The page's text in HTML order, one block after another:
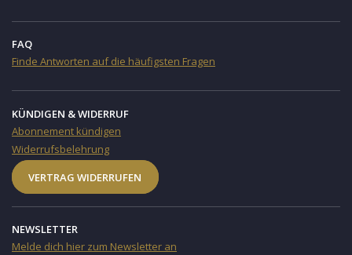
FAQ
Finde Antworten auf die häufigsten Fragen
KÜNDIGEN & WIDERRUF
Abonnement kündigen
Widerrufsbelehrung
VERTRAG WIDERRUFEN
NEWSLETTER
Melde dich hier zum Newsletter an